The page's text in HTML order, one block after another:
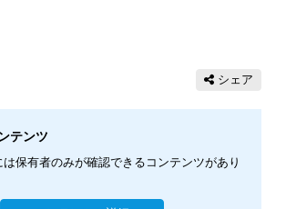
シェア
テンツ
は保有者のみが確認できるコンテンツがあり